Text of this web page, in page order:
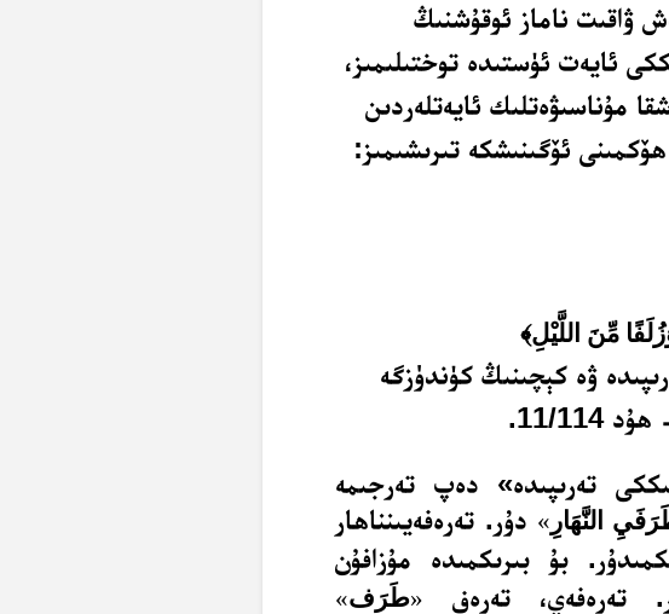
ۋاقىت ناماز ئوقۇشنىڭ
ئايەت ئۈستىدە توختىلىمىز،
مۇناسىۋەتلىك ئايەتلەردىن
ئۆگىنىشكە تىرىشىمىز:
مِّنَ اللَّيْلِ﴾
ۋە كېچىنىڭ كۈندۈزگە
114.
تەرىپىدە» دەپ تەرجىمە
النَّهَارِ » دۇر. تەرەفەيىنناھار
بۇ بىرىكمىدە مۇزافۇن
تەرەفەي، تەرەف «طَرَف»